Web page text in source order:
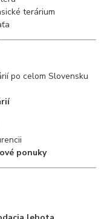
terárium
po celom Slovensku
ponuky